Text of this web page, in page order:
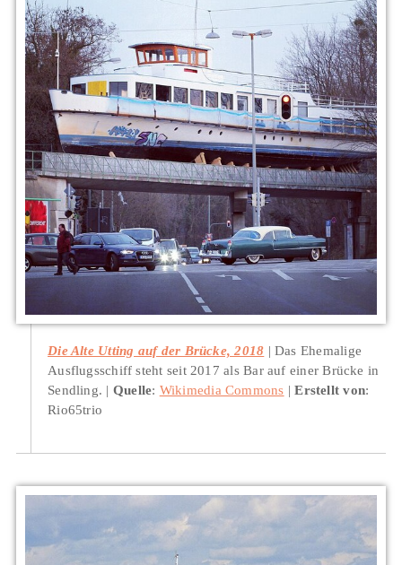
Die Alte Utting auf der Brücke, 2018
Das Ehemalige
Ausflugsschiff steht seit 2017 als Bar auf einer Brücke in
Sendling.
Quelle: Wikimedia Commons Erstellt von:
Rio65trio